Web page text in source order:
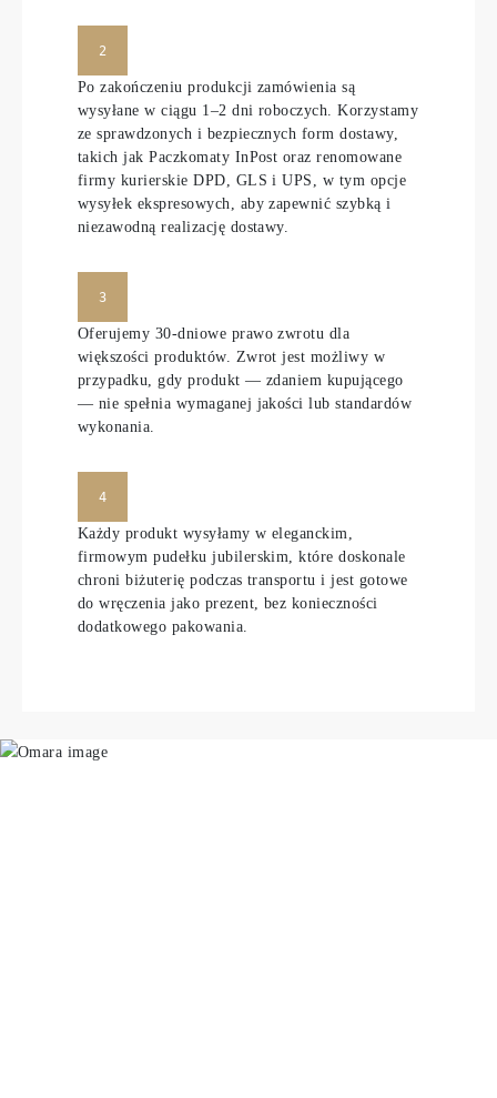
2
Po zakończeniu produkcji zamówienia są
wysyłane w ciągu 1–2 dni roboczych. Korzystamy
ze sprawdzonych i bezpiecznych form dostawy,
takich jak Paczkomaty InPost oraz renomowane
firmy kurierskie DPD, GLS i UPS, w tym opcje
wysyłek ekspresowych, aby zapewnić szybką i
niezawodną realizację dostawy.
3
Oferujemy 30-dniowe prawo zwrotu dla
większości produktów. Zwrot jest możliwy w
przypadku, gdy produkt — zdaniem kupującego
— nie spełnia wymaganej jakości lub standardów
wykonania.
4
Każdy produkt wysyłamy w eleganckim,
firmowym pudełku jubilerskim, które doskonale
chroni biżuterię podczas transportu i jest gotowe
do wręczenia jako prezent, bez konieczności
dodatkowego pakowania.